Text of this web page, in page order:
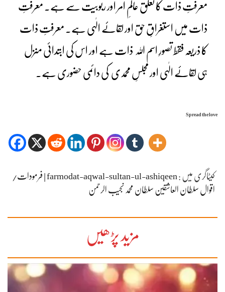
معرفتِ ذات کا تعلق عالمِ اَمر اور ربوبیت سے ہے۔ معرفتِ
ذات میں استغراقِ حق اور لقائے الٰہی ہے۔ معرفتِ ذات
کا ذریعہ فقط تصورِ اسم اللہ ذات ہے اور اس کی ابتدائی منزل
ہی لقائے الٰہی اور مجلسِ محمدی کی دائمی حضوری ہے۔
Spread the love
کیٹاگری میں :
farmodat-aqwal-sultan-ul-ashiqeen | فرمودات/
اقوال سلطان العاشقین سلطان محمد نجیب الرحمن
مزید پڑھیں